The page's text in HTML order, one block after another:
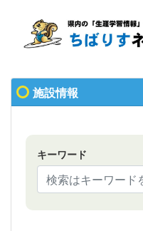
施設情報
キーワード